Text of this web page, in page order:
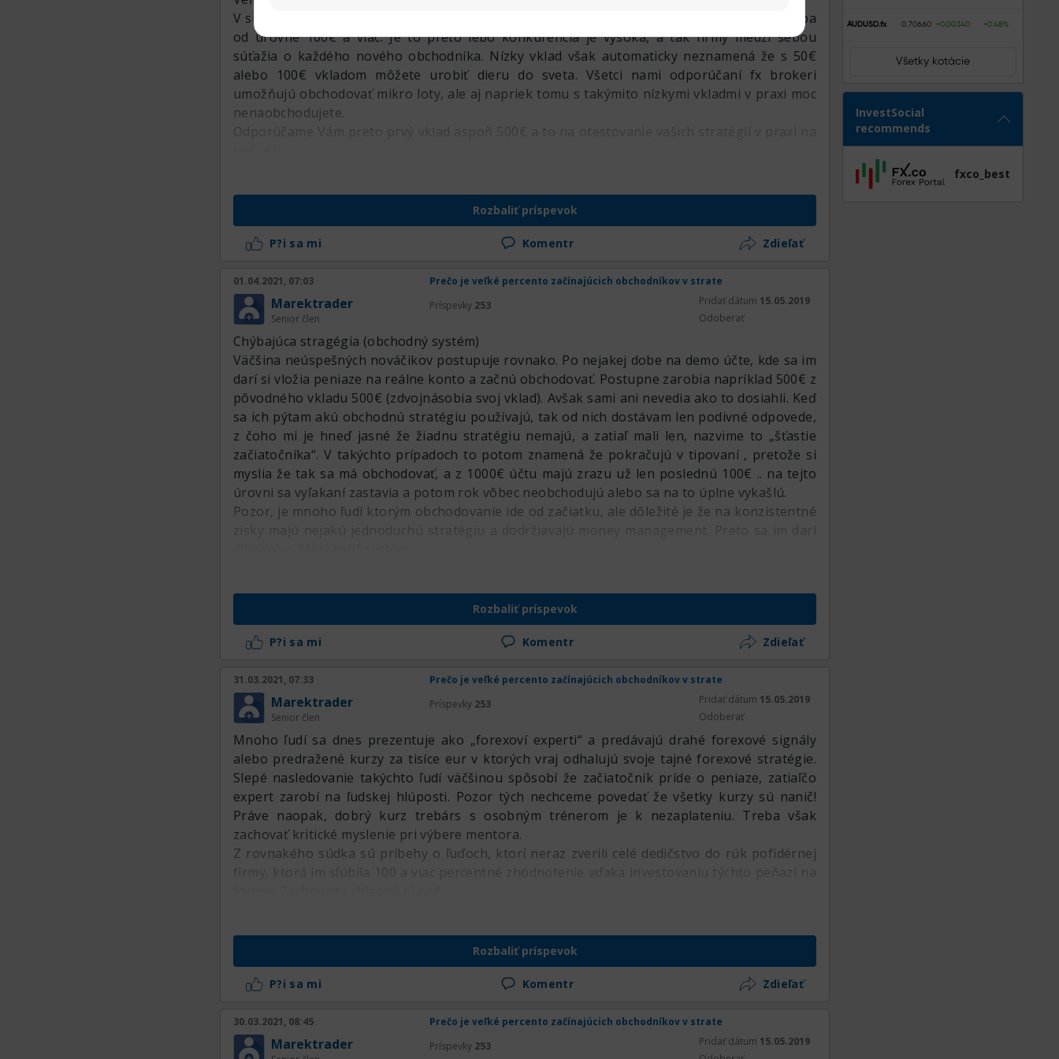
V súčasnosti skoro všetci brokeri (s výnimkou amerických) vyžadujú nízke prvé vklady zhruba
od úrovne 100€ a viac. Je to preto lebo konkurencia je vysoká, a tak firmy medzi sebou
súťažia o každého nového obchodníka. Nízky vklad však automaticky neznamená že s 50€
alebo 100€ vkladom môžete urobiť dieru do sveta. Všetci nami odporúčaní fx brokeri
umožňujú obchodovať mikro loty, ale aj napriek tomu s takýmito nízkymi vkladmi v praxi moc
nenaobchodujete.
Odporúčame Vám preto prvý vklad aspoň 500€ a to na otestovanie vašich stratégií v praxi na
Rozbaliť príspevok
P?i sa mi Komentr Zdieľať
01.04.2021, 07:03 Prečo je veľké percento začínajúcich obchodníkov v strate
Marektrader
Senior člen
Príspevky 253 Pridať dátum 15.05.2019
Odoberať
Chýbajúca stragégia (obchodný systém)
Väčšina neúspešných nováčikov postupuje rovnako. Po nejakej dobe na demo účte, kde sa im
darí si vložia peniaze na reálne konto a začnú obchodovať. Postupne zarobia napríklad 500€ z
pôvodného vkladu 500€ (zdvojnásobia svoj vklad). Avšak sami ani nevedia ako to dosiahli. Keď
sa ich pýtam akú obchodnú stratégiu používajú, tak od nich dostávam len podivné odpovede,
z čoho mi je hneď jasné že žiadnu stratégiu nemajú, a zatiaľ mali len, nazvime to „šťastie
začiatočníka“. V takýchto prípadoch to potom znamená že pokračujú v tipovaní , pretože si
myslia že tak sa má obchodovať, a z 1000€ účtu majú zrazu už len poslednú 100€ .. na tejto
úrovni sa vyľakaní zastavia a potom rok vôbec neobchodujú alebo sa na to úplne vykašlú.
Pozor, je mnoho ľudí ktorým obchodovanie ide od začiatku, ale dôležité je že na konzistentné
zisky majú nejakú jednoduchú stratégiu a dodržiavajú money management. Preto sa im darí
Rozbaliť príspevok
P?i sa mi Komentr Zdieľať
31.03.2021, 07:33 Prečo je veľké percento začínajúcich obchodníkov v strate
Marektrader
Senior člen
Príspevky 253 Pridať dátum 15.05.2019
Odoberať
Mnoho ľudí sa dnes prezentuje ako „forexoví experti“ a predávajú drahé forexové signály
alebo predražené kurzy za tisíce eur v ktorých vraj odhalujú svoje tajné forexové stratégie.
Slepé nasledovanie takýchto ľudí väčšinou spôsobí že začiatočník príde o peniaze, zatiaľčo
expert zarobí na ľudskej hlúposti. Pozor tých nechceme povedať že všetky kurzy sú nanič!
Práve naopak, dobrý kurz trebárs s osobným trénerom je k nezaplateniu. Treba však
zachovať kritické myslenie pri výbere mentora.
Z rovnakého súdka sú príbehy o ľuďoch, ktorí neraz zverili celé dedičstvo do rúk pofidérnej
firmy, ktorá im sľúbila 100 a viac percentné zhodnotenie vďaka investovaniu týchto peňazí na
Rozbaliť príspevok
P?i sa mi Komentr Zdieľať
30.03.2021, 08:45 Prečo je veľké percento začínajúcich obchodníkov v strate
Marektrader Príspevky 253 Pridať dátum 15.05.2019
AUDUSD.fx 0.70660 +0.00340 +0.48%
Všetky kotácie
InvestSocial
recommends
fxco_best